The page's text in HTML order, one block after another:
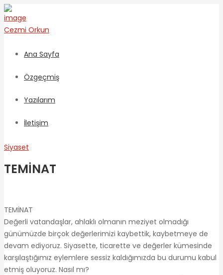
Cezmi Orkun
Ana Sayfa
Özgeçmiş
Yazılarım
İletişim
Siyaset
TEMİNAT
TEMİNAT
Değerli vatandaşlar, ahlaklı olmanın meziyet olmadığı
günümüzde birçok değerlerimizi kaybettik, kaybetmeye de
devam ediyoruz. Siyasette, ticarette ve değerler kümesinde
karşılaştığımız eylemlere sessiz kaldığımızda bu durumu kabul
etmiş oluyoruz. Nasıl mı?